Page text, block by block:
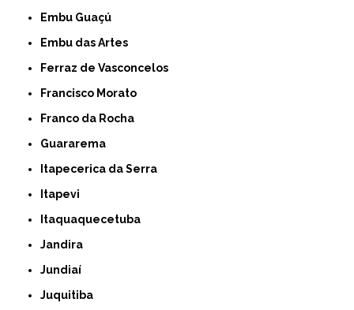
Embu Guaçú
Embu das Artes
Ferraz de Vasconcelos
Francisco Morato
Franco da Rocha
Guararema
Itapecerica da Serra
Itapevi
Itaquaquecetuba
Jandira
Jundiaí
Juquitiba